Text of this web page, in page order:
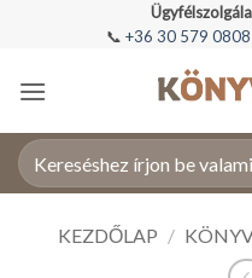
📞 +36 30 579 0808
Keresés
a
KEZDŐLAP /